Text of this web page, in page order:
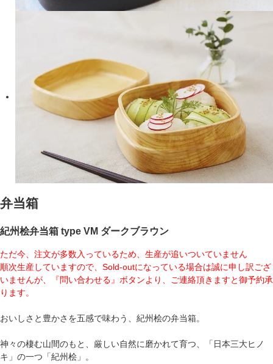
弁当箱
紀州桧弁当箱 type VM ダークブラウン
ただ今、注文が多数入っているため、生産が追いついていません
順次生産していますので、Sold-outになっている場合は誠に申し訳ござ
いませんが、『問い合わせる』ボタンより、ご連絡頂きますと御予約承
ります。
おいしさと豊かさを五感で味わう、紀州桧の弁当箱。
神々の棲む山間のもと、厳しい自然に磨かれて育つ、「日本三大ヒノ
キ」の一つ「紀州桧」。